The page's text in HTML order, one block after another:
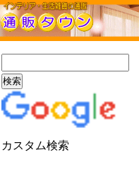
カスタム検索